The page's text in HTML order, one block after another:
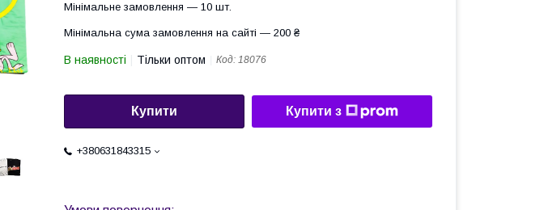
Мінімальне замовлення — 10 шт.
Мінімальна сума замовлення на сайті — 200 ₴
В наявності Тільки оптом Код: 18076
Купити Купити з
+380631843315